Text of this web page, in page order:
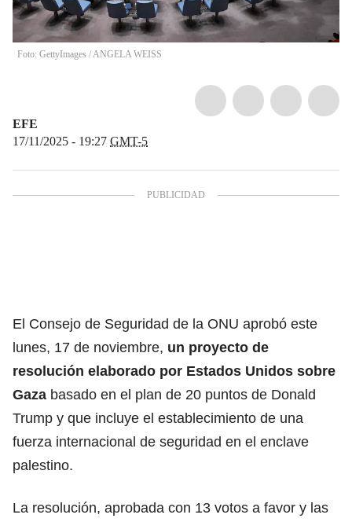
Foto: GettyImages /ANGELA WEISS
EFE
17/11/2025 - 19:27 GMT-5
El Consejo de Seguridad de la ONU aprobó este
lunes, 17 de noviembre, un proyecto de
resolución elaborado por Estados Unidos sobre
Gaza basado en el plan de 20 puntos de Donald
Trump y que incluye el establecimiento de una
fuerza internacional de seguridad en el enclave
palestino.
La resolución, aprobada con 13 votos a favor y las